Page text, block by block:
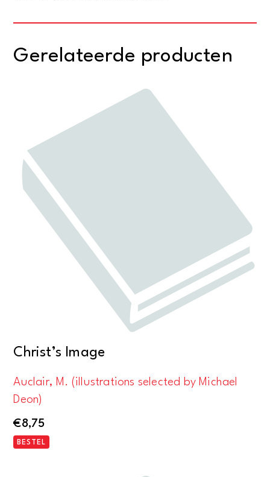
Gerelateerde producten
Christ’s Image
Auclair, M. (illustrations selected by Michael
Deon)
€8,75
BESTEL